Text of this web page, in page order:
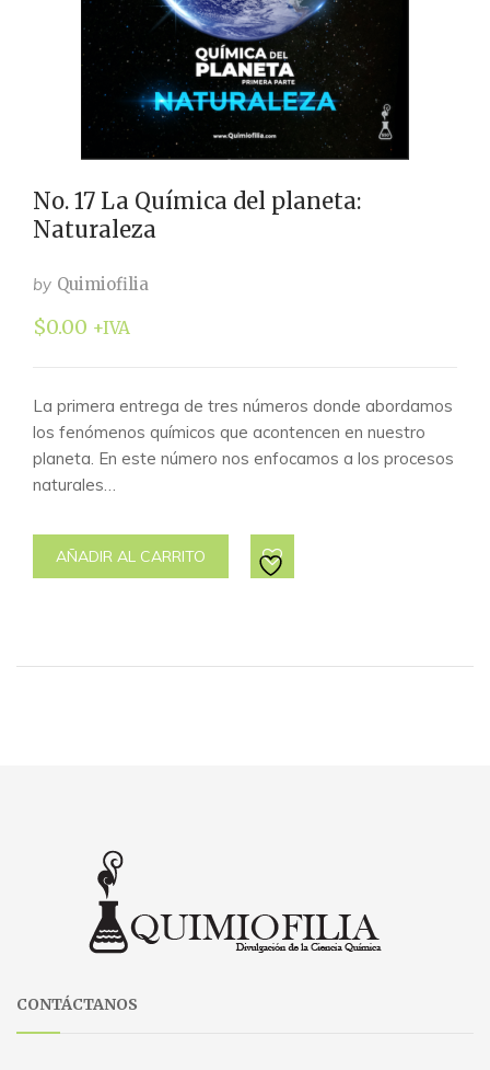
No. 17 La Química del planeta:
Naturaleza
by Quimiofilia
$0.00 +IVA
La primera entrega de tres números donde abordamos
los fenómenos químicos que acontencen en nuestro
planeta. En este número nos enfocamos a los procesos
naturales…
AÑADIR AL CARRITO
CONTÁCTANOS